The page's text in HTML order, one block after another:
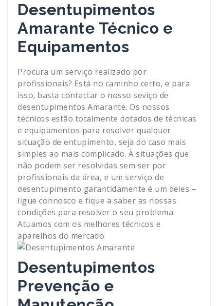
Desentupimentos
Amarante Técnico e
Equipamentos
Procura um serviço realizado por
profissionais? Está no caminho certo, e para
isso, basta contactar o nosso seviço de
desentupimentos Amarante. Os nossos
técnicos estão totalmente dotados de técnicas
e equipamentos para resolver qualquer
situação de entupimento, seja do caso mais
simples ao mais complicado. À situações que
não podem ser resolvidas sem ser por
profissionais da área, e um serviço de
desentupimento garantidamente é um deles –
ligue connosco e fique a saber as nossas
condições para resolver o seu problema.
Atuamos com os melhores técnicos e
aparelhos do mercado.
Desentupimentos
Prevenção e